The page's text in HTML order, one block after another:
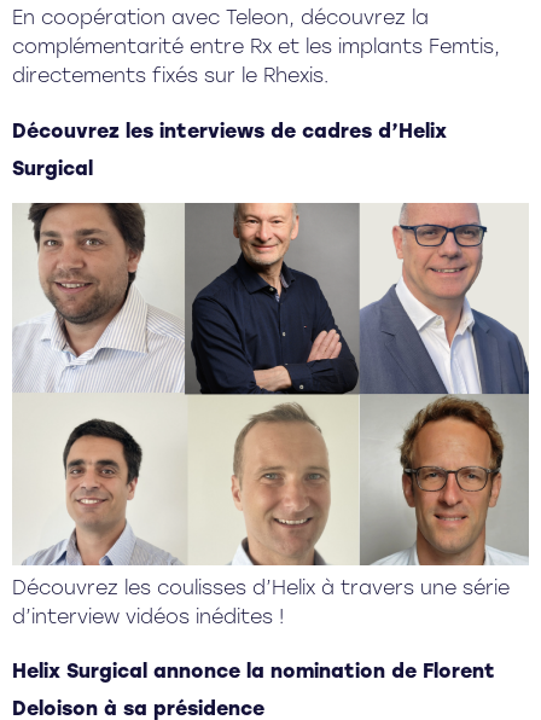
En coopération avec Teleon, découvrez la
complémentarité entre Rx et les implants Femtis,
directements fixés sur le Rhexis.
Découvrez les interviews de cadres d’Helix
Surgical
Découvrez les coulisses d’Helix à travers une série
d’interview vidéos inédites !
Helix Surgical annonce la nomination de Florent
Deloison à sa présidence